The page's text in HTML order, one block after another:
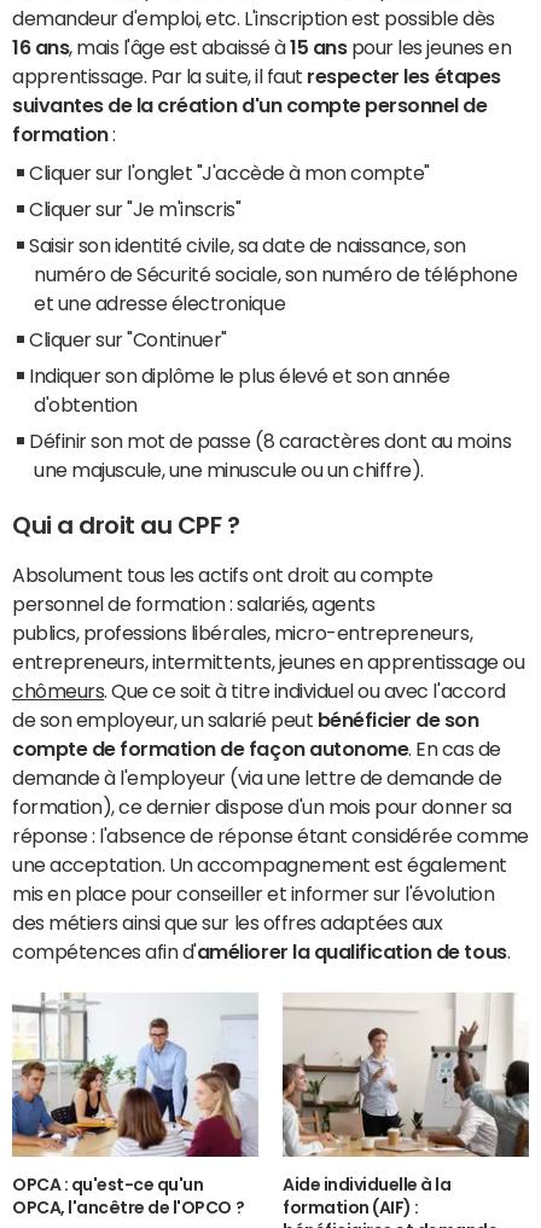
demandeur d'emploi, etc. L'inscription est possible dès
16 ans, mais l'âge est abaissé à15 anspour les jeunes en
apprentissage. Par la suite, il faut respecter les étapes
suivantes de la création d'un compte personnel de
formation:
Cliquer sur l'onglet "J'accède à mon compte"
Cliquer sur "Je m'inscris"
Saisir son identité civile, sa date de naissance, son
numéro de Sécurité sociale, son numéro de téléphone
et une adresse électronique
Cliquer sur "Continuer"
Indiquer son diplôme le plus élevé et son année
d'obtention
Définir son mot de passe (8 caractères dont au moins
une majuscule, une minuscule ou un chiffre).
Qui a droit au CPF ?
Absolument tous les actifs ont droit au compte
personnel de formation :salariés, agents
publics, professions libérales, micro-entrepreneurs,
entrepreneurs, intermittents, jeunes en apprentissage ou
chômeurs .Que ce soit à titre individuel ou avec l'accord
de son employeur, un salarié peut bénéficier de son
compte de formation de façon autonome. En cas de
demande à l'employeur (via une lettre de demande de
formation), ce dernier dispose d'un mois pour donner sa
réponse : l'absence de réponse étant considérée comme
une acceptation. Un accompagnement est également
mis en place pour conseiller et informer sur l'évolution
des métiers ainsi que sur les offres adaptées aux
compétences afin d'améliorer la qualification de tous.
OPCA : qu'est-ce qu'un
OPCA, l'ancêtre de l'OPCO ?
Aide individuelle à la
formation (AIF) :